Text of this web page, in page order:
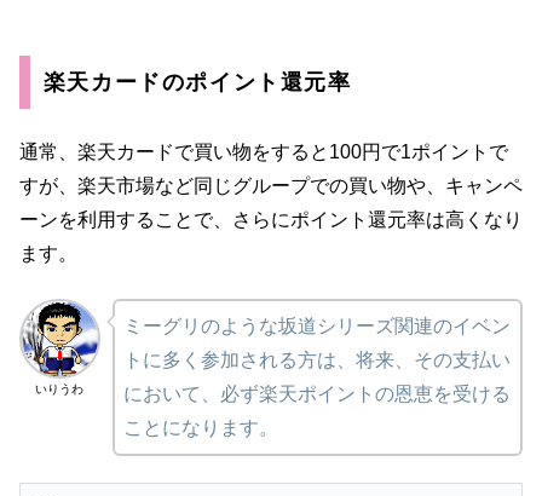
楽天カードのポイント還元率
通常、楽天カードで買い物をすると100円で1ポイントで
すが、楽天市場など同じグループでの買い物や、キャンペ
ーンを利用することで、さらにポイント還元率は高くなり
ます。
いりうわ
ミーグリのような坂道シリーズ関連のイベン
トに多く参加される方は、将来、その支払い
において、必ず楽天ポイントの恩恵を受ける
ことになります。